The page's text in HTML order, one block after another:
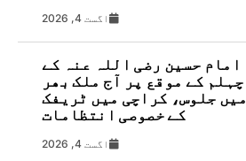
اگست 4, 2026
امام حسین رضی اللہ عنہ کے
چہلم کے موقع پر آج ملک بھر
میں جلوس، کراچی میں ٹریفک
کے خصوصی انتظامات
اگست 4, 2026